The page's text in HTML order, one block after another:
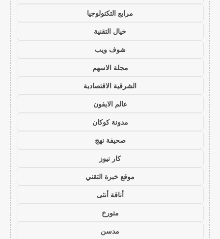
مرابع التكنولوجيا
خيال التقنية
شوف ويب
مجلة الاسهم
الشرقية الاقتصادية
عالم الايفون
مدونة كوكان
صحيفة نهج
كار نيوز
موقع خبرة التقني
أناقة أنثى
متورخ
مدسن